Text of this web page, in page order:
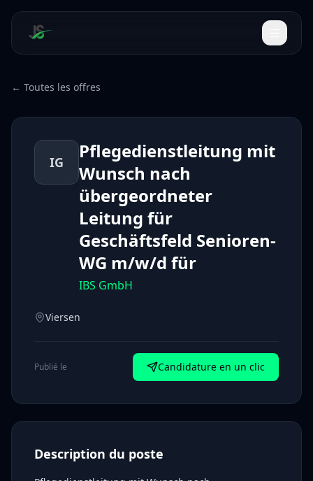
← Toutes les offres
IG
Pflegedienstleitung mit
Wunsch nach
übergeordneter
Leitung für
Geschäftsfeld Senioren-
WG m/w/d für
IBS GmbH
Viersen
Publié le Candidature en un clic
Description du poste